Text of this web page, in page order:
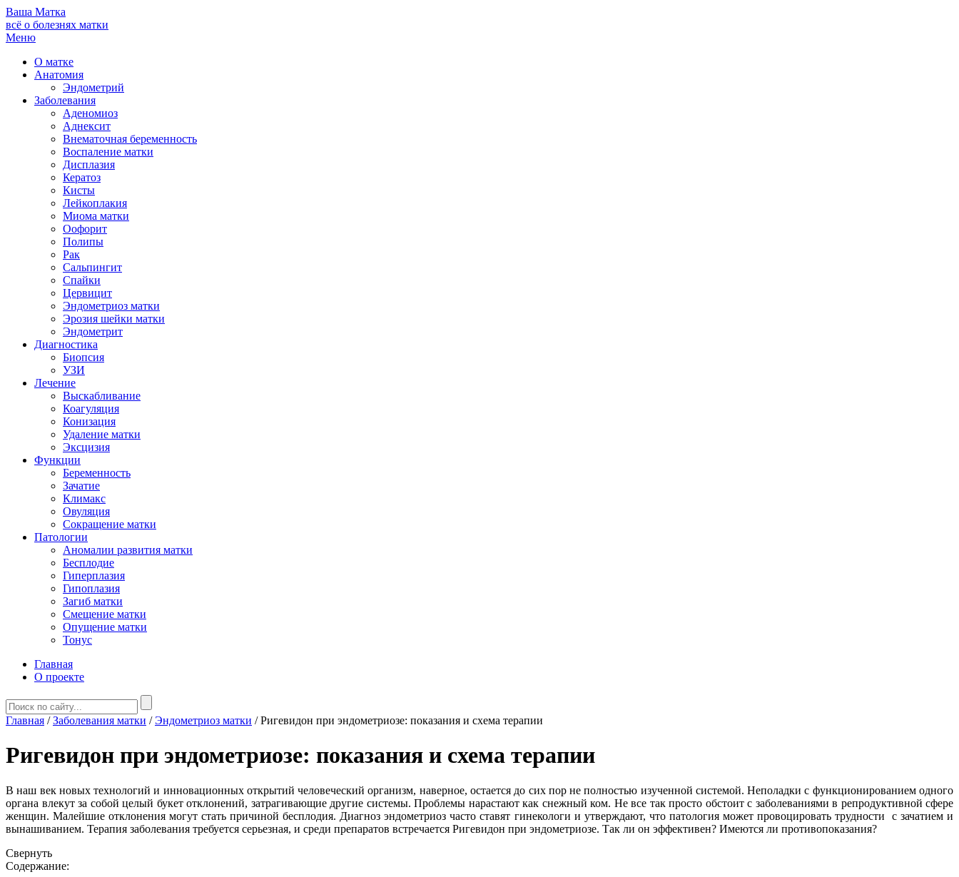
Ваша Матка
всё о болезнях матки
Меню
О матке
Анатомия
Эндометрий
Заболевания
Аденомиоз
Аднексит
Внематочная беременность
Воспаление матки
Дисплазия
Кератоз
Кисты
Лейкоплакия
Миома матки
Оофорит
Полипы
Рак
Сальпингит
Спайки
Цервицит
Эндометриоз матки
Эрозия шейки матки
Эндометрит
Диагностика
Биопсия
УЗИ
Лечение
Выскабливание
Коагуляция
Конизация
Удаление матки
Эксцизия
Функции
Беременность
Зачатие
Климакс
Овуляция
Сокращение матки
Патологии
Аномалии развития матки
Бесплодие
Гиперплазия
Гипоплазия
Загиб матки
Смещение матки
Опущение матки
Тонус
Главная
О проекте
Главная /Заболевания матки /Эндометриоз матки /Ригевидон при эндометриозе: показания и схема терапии
Ригевидон при эндометриозе: показания и схема терапии
В наш век новых технологий и инновационных открытий человеческий организм, наверное, остается до сих пор не полностью изученной системой. Неполадки с функционированием одного
органа влекут за собой целый букет отклонений, затрагивающие другие системы. Проблемы нарастают как снежный ком. Не все так просто обстоит с заболеваниями в репродуктивной сфере
женщин. Малейшие отклонения могут стать причиной бесплодия. Диагноз эндометриоз часто ставят гинекологи и утверждают, что патология может провоцировать трудности с зачатием и
вынашиванием. Терапия заболевания требуется серьезная, и среди препаратов встречается Ригевидон при эндометриозе. Так ли он эффективен? Имеются ли противопоказания?
Свернуть
Содержание: